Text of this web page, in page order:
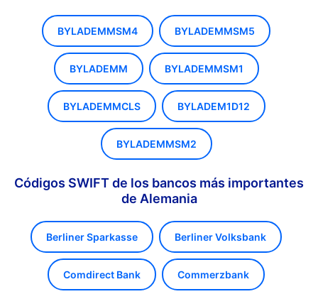
BYLADEMMSM4 BYLADEMMSM5
BYLADEMM BYLADEMMSM1
BYLADEMMCLS BYLADEM1D12
BYLADEMMSM2
Códigos SWIFT de los bancos más importantes
de Alemania
Berliner Sparkasse Berliner Volksbank
Comdirect Bank Commerzbank